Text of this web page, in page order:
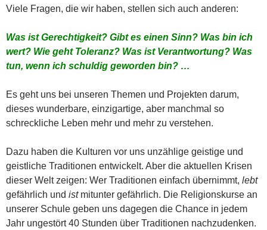
Viele Fragen, die wir haben, stellen sich auch anderen:
Was ist Gerechtigkeit? Gibt es einen Sinn? Was bin ich
wert? Wie geht Toleranz? Was ist Verantwortung? Was
tun, wenn ich schuldig geworden bin? …
Es geht uns bei unseren Themen und Projekten darum,
dieses wunderbare, einzigartige, aber manchmal so
schreckliche Leben mehr und mehr zu verstehen.
Dazu haben die Kulturen vor uns unzählige geistige und
geistliche Traditionen entwickelt. Aber die aktuellen Krisen
dieser Welt zeigen: Wer Traditionen einfach übernimmt, lebt
gefährlich und istmitunter gefährlich. Die Religionskurse an
unserer Schule geben uns dagegen die Chance in jedem
Jahr ungestört 40 Stunden über Traditionen nachzudenken.